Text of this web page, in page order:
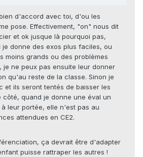
d'accord avec toi, d'ou les
pose. Effectivement, "on" nous dit
et ok jusque là pourquoi pas,
donne des exos plus faciles, ou
moins grands ou des problèmes
je ne peux pas ensuite leur donner
qu'au reste de la classe. Sinon je
et ils seront tentés de baisser les
quand je donne une éval un
leur portée, elle n'est pas au
attendues en CE2.
ça devrait être d'adapter
puisse rattraper les autres !